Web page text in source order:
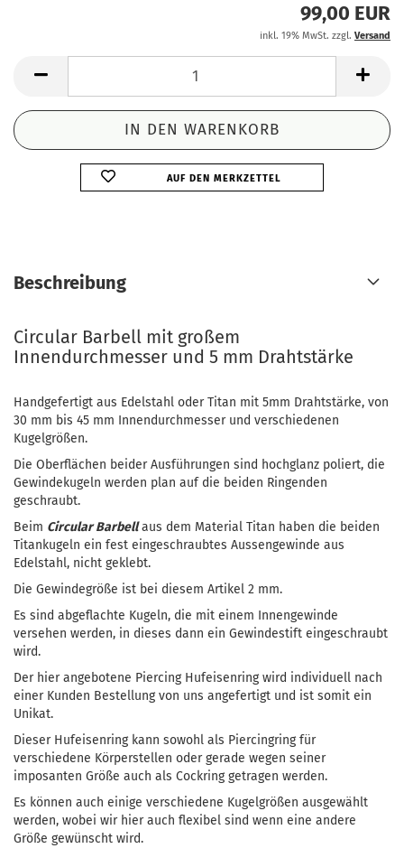
99,00 EUR
inkl. 19% MwSt. zzgl. Versand
AUF DEN MERKZETTEL
Beschreibung
Circular Barbell mit großem
Innendurchmesser und 5 mm Drahtstärke
Handgefertigt aus Edelstahl oder Titan mit 5mm Drahtstärke, von
30 mm bis 45 mm Innendurchmesser und verschiedenen
Kugelgrößen.
Die Oberflächen beider Ausführungen sind hochglanz poliert, die
Gewindekugeln werden plan auf die beiden Ringenden
geschraubt.
Beim Circular Barbellaus dem Material Titan haben die beiden
Titankugeln ein fest eingeschraubtes Aussengewinde aus
Edelstahl, nicht geklebt.
Die Gewindegröße ist bei diesem Artikel 2 mm.
Es sind abgeflachte Kugeln, die mit einem Innengewinde
versehen werden, in dieses dann ein Gewindestift eingeschraubt
wird.
Der hier angebotene Piercing Hufeisenring wird individuell nach
einer Kunden Bestellung von uns angefertigt und ist somit ein
Unikat.
Dieser Hufeisenring kann sowohl als Piercingring für
verschiedene Körperstellen oder gerade wegen seiner
imposanten Größe auch als Cockring getragen werden.
Es können auch einige verschiedene Kugelgrößen ausgewählt
werden, wobei wir hier auch flexibel sind wenn eine andere
Größe gewünscht wird.